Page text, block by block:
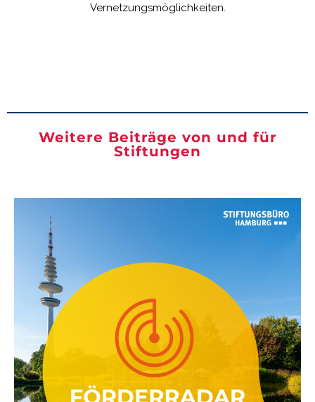
Vernetzungsmöglichkeiten.
Weitere Beiträge von und für
Stiftungen